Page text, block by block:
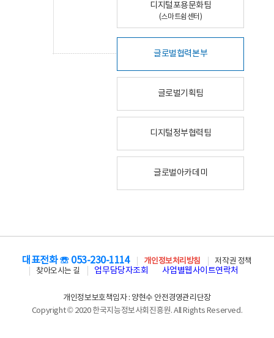
디지털포용문화팀
(스마트쉼센터)
글로벌협력본부
글로벌기획팀
디지털정부협력팀
글로벌아카데미
대표전화 ☏ 053-230-1114 개인정보처리방침
저작권 정책
찾아오시는 길
업무담당자조회 사업별웹사이트연락처
개인정보보호책임자 : 양현수 안전경영관리단장
Copyright © 2020 한국지능정보사회진흥원. All Rights Reserved.